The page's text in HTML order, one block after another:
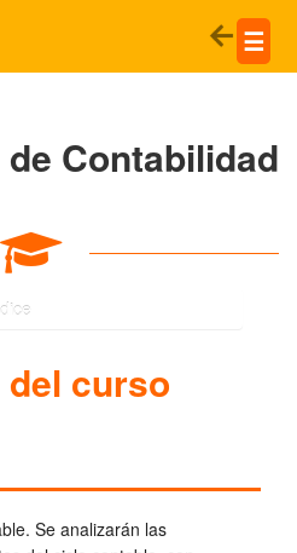
☰
Contabilidad
curso
Se analizarán las